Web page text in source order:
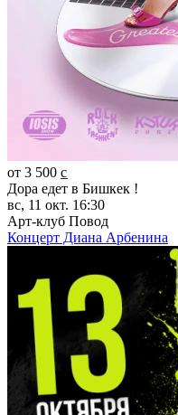
от 3 500 c̲
Дора едет в Бишкек !
вс, 11 окт. 16:30
Арт-клуб Повод
Концерт Диана Арбенина